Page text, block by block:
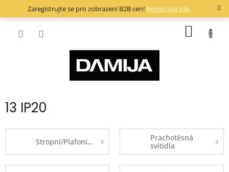
Zaregistrujte se pro zobrazení B2B cen! Registrace zde.
CZK
13 IP20
Stropní/Plafoniery
Prachotěsná
svítidla